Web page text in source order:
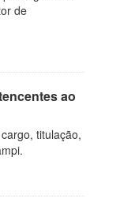
de
ao
titulação,